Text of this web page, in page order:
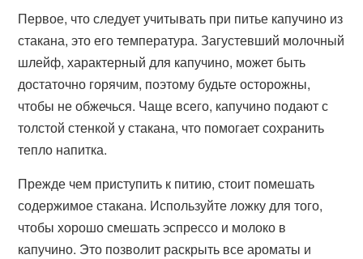
Первое, что следует учитывать при питье капучино из
стакана, это его температура. Загустевший молочный
шлейф, характерный для капучино, может быть
достаточно горячим, поэтому будьте осторожны,
чтобы не обжечься. Чаще всего, капучино подают с
толстой стенкой у стакана, что помогает сохранить
тепло напитка.
Прежде чем приступить к питию, стоит помешать
содержимое стакана. Используйте ложку для того,
чтобы хорошо смешать эспрессо и молоко в
капучино. Это позволит раскрыть все ароматы и